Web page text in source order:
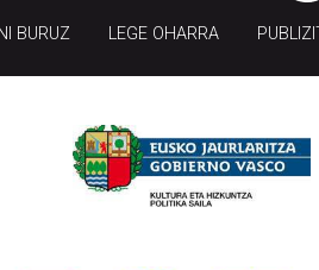
BURUZ LEGE OHARRA